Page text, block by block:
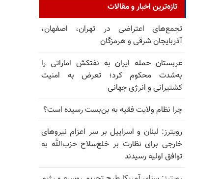
تازه‌ترین اخبار و مقالات
تجمع‌های اعتراضی در تهران، اصفهان،
آذربایجان شرقی و هرمزگان
عربستان حمله ایران به نفتکش اماراتی را
به‌شدت محکوم کرد؛ تعرض به امنیت
کشتیرانی و انرژی جهانی
چرا نظام ولایت فقیه به بن‌بست رسیده است؟
رویترز: لبنان و اسراییل بر سر اعزام نیروهای
خارجی برای نظارت بر خلع‌سلاح حزب‌الله به
توافق اولیه رسیدند